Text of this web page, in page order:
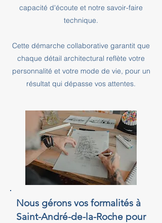
capacité d'écoute et notre savoir-faire
technique.
Cette démarche collaborative garantit que
chaque détail architectural reflète votre
personnalité et votre mode de vie, pour un
résultat qui dépasse vos attentes.
Nous gérons vos formalités à
Saint-André-de-la-Roche pour